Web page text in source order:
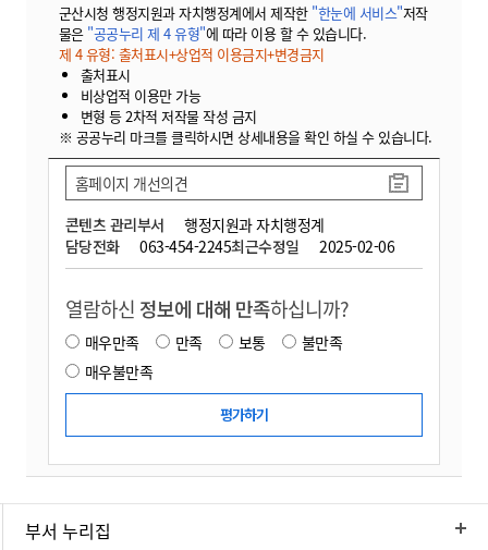
군산시청 행정지원과 자치행정계에서 제작한 "한눈에 서비스"저작
물은 "공공누리 제 4 유형"에 따라 이용 할 수 있습니다.
제 4 유형: 출처표시+상업적 이용금지+변경금지
출처표시
비상업적 이용만 가능
변형 등 2차적 저작물 작성 금지
※ 공공누리 마크를 클릭하시면 상세내용을 확인 하실 수 있습니다.
콘텐츠 관리부서
행정지원과 자치행정계
담당전화
063-454-2245최근수정일 2025-02-06
홈페이지 개선의견
열람하신 정보에 대해 만족하십니까?
매우만족 만족 보통
불만족
매우불만족
부서 누리집